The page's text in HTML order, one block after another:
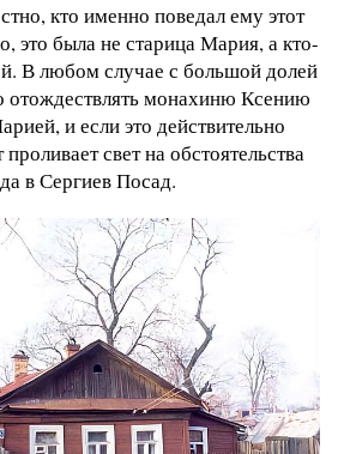
кто именно поведал ему этот
это была не старица Мария, а кто-
В любом случае с большой долей
отождествлять монахиню Ксению
и если это действительно
свет на обстоятельства
в Сергиев Посад.